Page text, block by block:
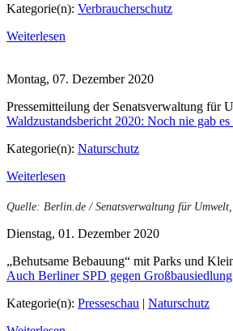
Kategorie(n): Verbraucherschutz
Weiterlesen
Montag, 07. Dezember 2020
Pressemitteilung der Senatsverwaltung für
Waldzustandsbericht 2020: Noch nie gab
Kategorie(n): Naturschutz
Weiterlesen
Quelle: Berlin.de / Senatsverwaltung für
Dienstag, 01. Dezember 2020
„Behutsame Bebauung“ mit Parks und
Auch Berliner SPD gegen
Kategorie(n): Presseschau | Naturschutz